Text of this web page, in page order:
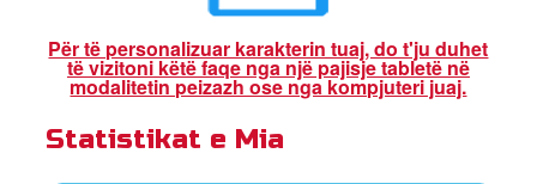
i Biblës së Superlibrit
Për të personalizuar karakterin tuaj, do t'ju duhet
të vizitoni këtë faqe nga një pajisje tabletë në
modalitetin peizazh ose nga kompjuteri juaj.
Statistikat e Mia